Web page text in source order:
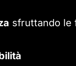
sfruttando le